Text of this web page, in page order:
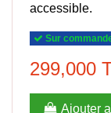
accessible.
Sur
299,000
Ajouter